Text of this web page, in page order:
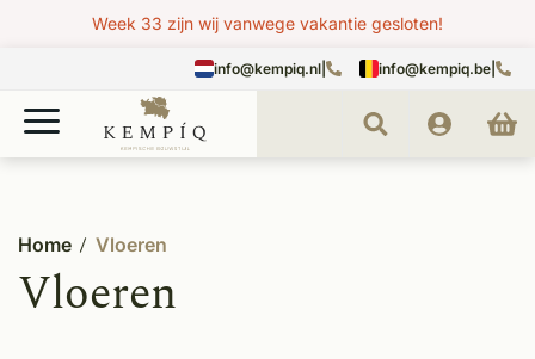
Week 33 zijn wij vanwege vakantie gesloten!
info@kempiq.nl info@kempiq.be
Home Vloeren
Vloeren